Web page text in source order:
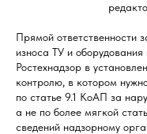
Прямой ответственности
износа ТУ и
Ростехнадзор в
контролю, в котором
по статье 9.1 КоАП за
а не по более мягкой
сведений надзорному